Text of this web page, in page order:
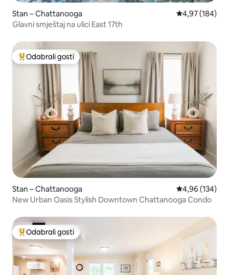
Stan – Chattanooga Prosječna
4,97 (184)
Glavni smještaj na ulici East 17th
Među najviše rangiranima s oznakom „Odabrali gosti”
Odabrali gosti
Stan – Chattanooga Prosječna
4,96 (134)
New Urban Oasis Stylish Downtown Chattanooga Condo
Među najviše rangiranima s oznakom „Odabrali gosti”
Odabrali gosti